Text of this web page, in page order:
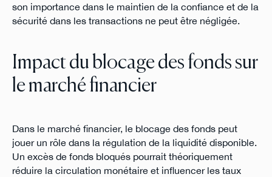
son importance dans le maintien de la confiance et de la
sécurité dans les transactions ne peut être négligée.
Impact du blocage des fonds sur
le marché financier
Dans le marché financier, le blocage des fonds peut
jouer un rôle dans la régulation de la liquidité disponible.
Un excès de fonds bloqués pourrait théoriquement
réduire la circulation monétaire et influencer les taux